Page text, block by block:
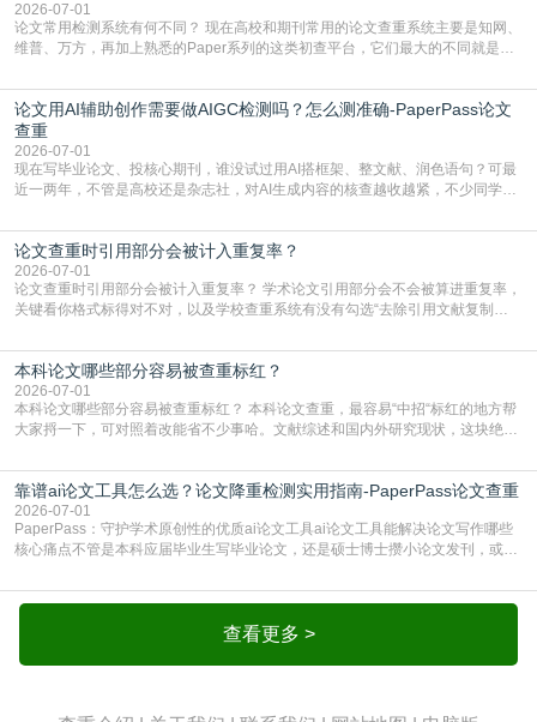
复片
2026-07-01
论文常用检测系统有何不同？ 现在高校和期刊常用的论文查重系统主要是知网、
维普、万方，再加上熟悉的Paper系列的这类初查平台，它们最大的不同就是数
查数值误导。知网（CNKI）是学校定稿检测的绝对主流。本科用PMLC，含大学
生联合比对库，能比历届学长论文，硕博用VIP/TMLC，含学术论文联合比对
库，期刊投稿用AMLMC/SML
论文用AI辅助创作需要做AIGC检测吗？怎么测准确-PaperPass论文
查重
2026-07-01
现在写毕业论文、投核心期刊，谁没试过用AI搭框架、整文献、润色语句？可最
近一两年，不管是高校还是杂志社，对AI生成内容的核查越收越紧，不少同学投
真的太亏。提前做AIGC检测，已经成了很多过来人交稿前必做的一步。为什么
AIGC检测成了论文答辩投稿前的必备项？可能还有不少人觉得，我就用AI搭了个
框架，内容都是自己写的，至于做AIG
论文查重时引用部分会被计入重复率？
2026-07-01
论文查重时引用部分会被计入重复率？ 学术论文引用部分会不会被算进重复率，
关键看你格式标得对不对，以及学校查重系统有没有勾选“去除引用文献复制
独占一行，每条文献用[1][2]方括号编号、与正文一一对应，著录项符合GB/T
7714（作者、题名、刊名、年、卷期、页码齐全，标点用半角）；查重系统识别
成功后通常把这段标为引用，
本科论文哪些部分容易被查重标红？
2026-07-01
本科论文哪些部分容易被查重标红？ 本科论文查重，最容易“中招“标红的地方帮
大家捋一下，可对照着改能省不少事哈。文献综述和国内外研究现状，这块绝对
乎一模一样的话，你要是直接复制百度百科、教材或别人写好的综述段落，系统
一抓一个准，整段飘红。研究背景、意义和方法描述也是不可避免，比如“本文采
用问卷调查法““运用SPSS软件进行数据分
靠谱ai论文工具怎么选？论文降重检测实用指南-PaperPass论文查重
2026-07-01
PaperPass：守护学术原创性的优质ai论文工具ai论文工具能解决论文写作哪些
核心痛点不管是本科应届毕业生写毕业论文，还是硕士博士攒小论文发刊，或是
自己逐句读逐句改，熬好几个大夜不说，还经常改不到点上，交上去才发现重复
率超标，再返工太折腾。现在有了成熟的ai论文工具，这些痛点基本都能高效解
决。靠谱的ai论文工具，不止能帮你梳查看更多 >